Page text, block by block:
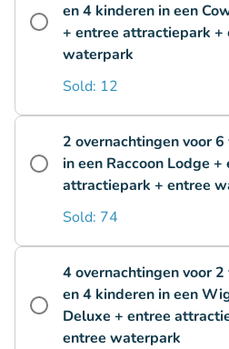
en 4 kinderen in een
+ entree attractiepark +
waterpark
Sold: 12
2 overnachtingen voor
in een Raccoon Lodge +
attractiepark + entree
Sold: 74
4 overnachtingen voor
en 4 kinderen in een
Deluxe + entree
entree waterpark